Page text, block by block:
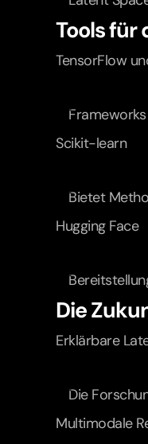
Tools für
TensorFlow
Scikit-learn
Bietet
Hugging Face
Die
Erklärbare
Die
Multimodale